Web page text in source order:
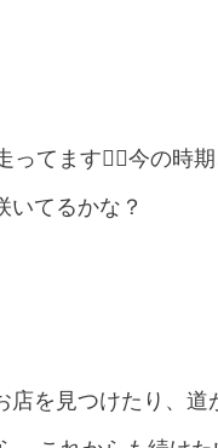
てます🏃‍♀️今の時
てるかな？
を見つけたり、道